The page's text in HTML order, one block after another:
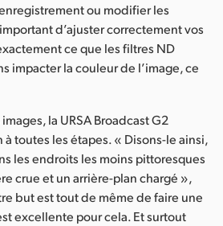
ou modifier les
d’ajuster correctement vos
ce que les filtres ND
impacter la couleur de l’image, ce
la URSA Broadcast G2
toutes les étapes. « Disons-le ainsi,
les endroits les moins pittoresques
crue et un arrière-plan chargé »,
but est tout de même de faire une
excellente pour cela. Et surtout